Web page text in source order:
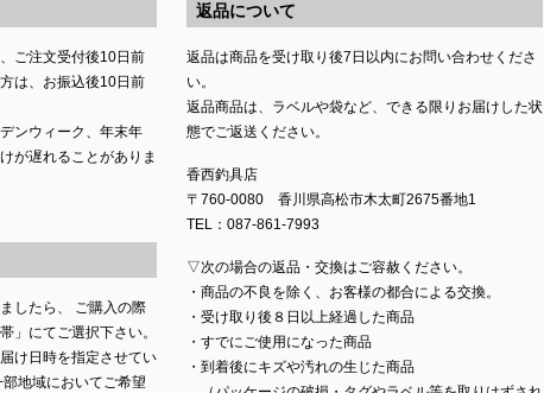
ご注文受付後10日前
は、お振込後10日前
ンウィーク、年末年
が遅れることがありま
したら、 ご購入の際
」にてご選択下さい。
け日時を指定させてい
地域においてご希望
返品について
返品は商品を受け取り後7日以内にお問い合わせくださ
い。
返品商品は、ラベルや袋など、できる限りお届けした状
態でご返送ください。
香西釣具店
〒760-0080 香川県高松市木太町2675番地1
TEL：087-861-7993
▽次の場合の返品・交換はご容赦ください。
・商品の不良を除く、お客様の都合による交換。
・受け取り後８日以上経過した商品
・すでにご使用になった商品
・到着後にキズや汚れの生じた商品